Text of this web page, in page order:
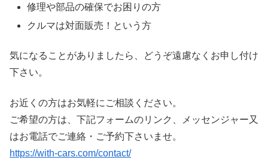
修理や部品の確保でお困りの方
クルマは対面販売！という方
気になることがありましたら、どうぞ遠慮なくお申し付け
下さい。
お近くの方はお気軽にご相談ください。
ご希望の方は、下記フォームのリンク、メッセンジャー又
はお電話でご連絡・ご予約下さいませ。
https://with-cars.com/contact/